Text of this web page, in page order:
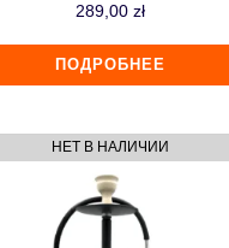
289,00 zł
ПОДРОБНЕЕ